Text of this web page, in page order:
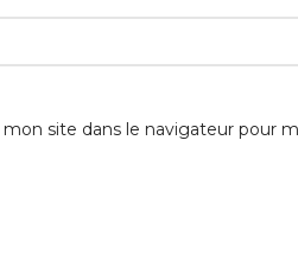
site dans le navigateur pour